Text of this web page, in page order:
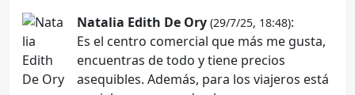
Natalia Edith De Ory (29/7/25, 18:48):
Es el centro comercial que más me gusta,
encuentras de todo y tiene precios
asequibles. Además, para los viajeros está